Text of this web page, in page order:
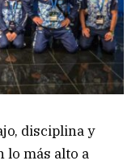
disciplina y
lo más alto a